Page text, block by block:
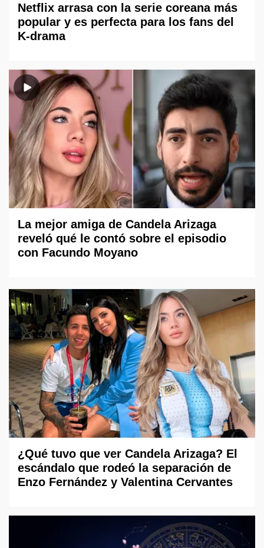
Netflix arrasa con la serie coreana más
popular y es perfecta para los fans del
K-drama
La mejor amiga de Candela Arizaga
reveló qué le contó sobre el episodio
con Facundo Moyano
¿Qué tuvo que ver Candela Arizaga? El
escándalo que rodeó la separación de
Enzo Fernández y Valentina Cervantes